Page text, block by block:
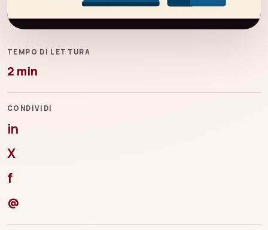
TEMPO DI LETTURA
2 min
CONDIVIDI
in
X
f
@